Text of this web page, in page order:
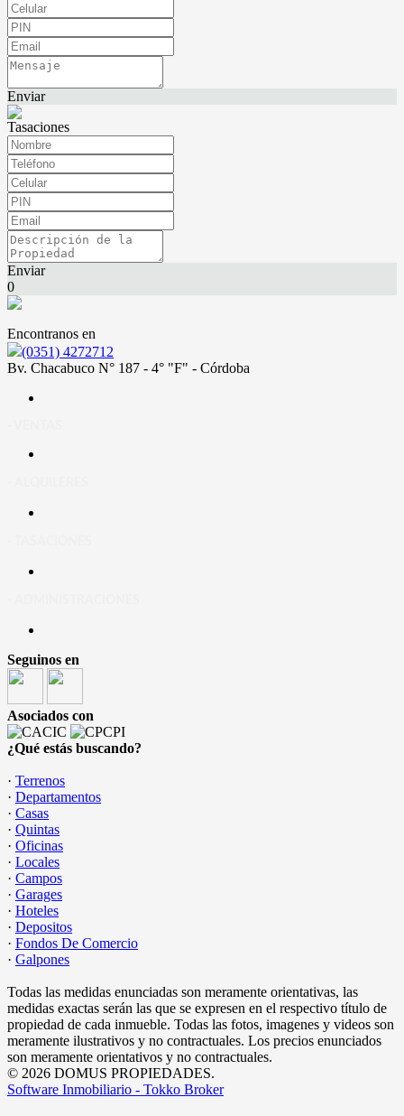
Enviar
Tasaciones
Enviar
0
Encontranos en
(0351) 4272712
Bv. Chacabuco N° 187 - 4° "F" - Córdoba
Seguinos en
Asociados con
¿Qué estás buscando?
· Terrenos
· Departamentos
· Casas
· Quintas
· Oficinas
· Locales
· Campos
· Garages
· Hoteles
· Depositos
· Fondos De Comercio
· Galpones
Todas las medidas enunciadas son meramente orientativas, las
medidas exactas serán las que se expresen en el respectivo título de
propiedad de cada inmueble. Todas las fotos, imagenes y videos son
meramente ilustrativos y no contractuales. Los precios enunciados
son meramente orientativos y no contractuales.
© 2026 DOMUS PROPIEDADES.
Software Inmobiliario - Tokko Broker